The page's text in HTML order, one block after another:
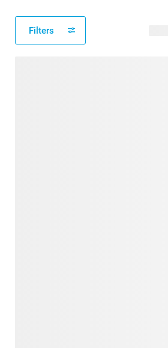
Filters